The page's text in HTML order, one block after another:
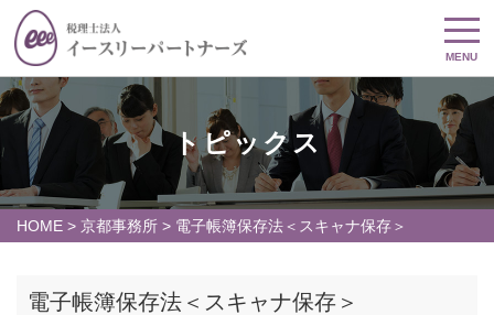
MENU
トピックス
HOME > 京都事務所 > 電子帳簿保存法＜スキャナ保存＞
電子帳簿保存法＜スキャナ保存＞